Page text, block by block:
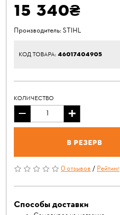
15 340₴
Производитель:STIHL
КОД ТОВАРА: 46017404905
КОЛИЧЕСТВО
В резерв
0 отзывов/Рейтинг
Способы доставки